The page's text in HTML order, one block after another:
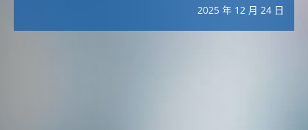
2025 年 12 月 24 日